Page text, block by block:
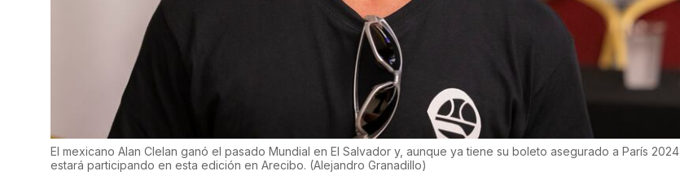
El mexicano Alan Clelan ganó el pasado Mundial en El Salvador y, aunque ya tiene su boleto asegurado a París 2024,
estará participando en esta edición en Arecibo. (Alejandro Granadillo)